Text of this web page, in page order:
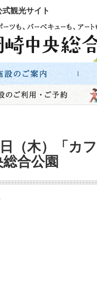
観光サイト
（木）「カ
合公園